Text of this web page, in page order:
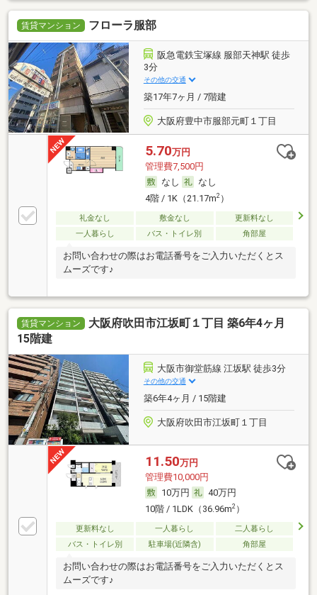
賃貸マンション フローラ服部
阪急電鉄宝塚線 服部天神駅 徒歩
3分
その他の交通
築17年7ヶ月 / 7階建
大阪府豊中市服部元町１丁目
5.70万円
管理費7,500円
なし
なし
4階 / 1K（21.17m2）
礼金なし 敷金なし
更新料なし
一人暮らし
バス・トイレ別 角部屋
お問い合わせの際はお電話番号をご入力いただくとス
ムーズです♪
賃貸マンション
大阪府吹田市江坂町１丁目 築6年4ヶ月
15階建
大阪市御堂筋線 江坂駅 徒歩3分
その他の交通
築6年4ヶ月 / 15階建
大阪府吹田市江坂町１丁目
11.50万円
管理費10,000円
10万円
40万円
10階 / 1LDK（36.96m2）
更新料なし 一人暮らし
二人暮らし
バス・トイレ別
駐車場(近隣含) 角部屋
お問い合わせの際はお電話番号をご入力いただくとス
ムーズです♪